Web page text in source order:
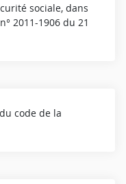
sociale, dans
2011-1906 du 21
code de la